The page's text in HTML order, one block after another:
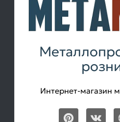
Интернет-магазин